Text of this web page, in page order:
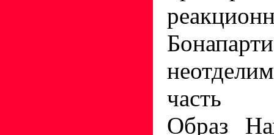
часть
Образ